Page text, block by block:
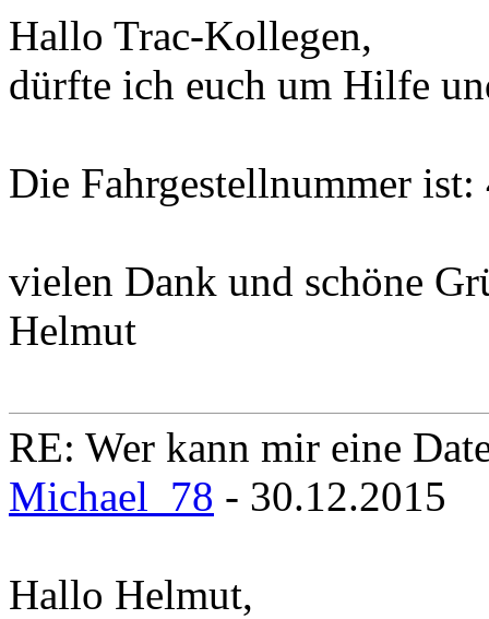
Hallo Trac-Kollegen,
dürfte ich euch um Hilfe
Die Fahrgestellnummer
vielen Dank und schöne
Helmut
RE: Wer kann mir eine
Michael_78 - 30.12.2015
Hallo Helmut,